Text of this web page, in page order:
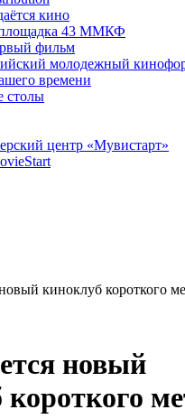
кино
площадка 43 ММКФ
фильм
молодежный
времени
столы
центр «Мувистарт»
киноклуб короткого
новый